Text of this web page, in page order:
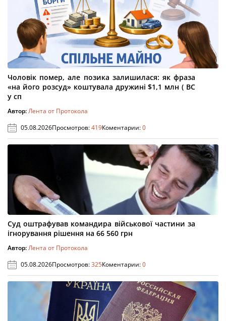
Чоловік помер, але позика залишилася: як фраза
«на його розсуд» коштувала дружині $1,1 млн ( ВС
у сп
Автор:Лента от Протокола
05.08.2026Просмотров:419Коментарии:0
Суд оштрафував командира військової частини за
ігнорування рішення на 66 560 грн
Автор:Лента от Протокола
05.08.2026Просмотров:325Коментарии:0